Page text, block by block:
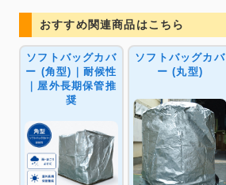
おすすめ関連商品はこちら
ソフトバッグカバ
ー (角型)｜耐候性
｜屋外長期保管推
奨
ソフトバッグカバ
ー (丸型)